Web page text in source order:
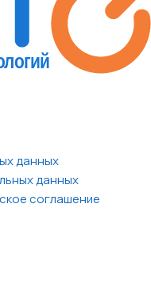
данных
данных
соглашение